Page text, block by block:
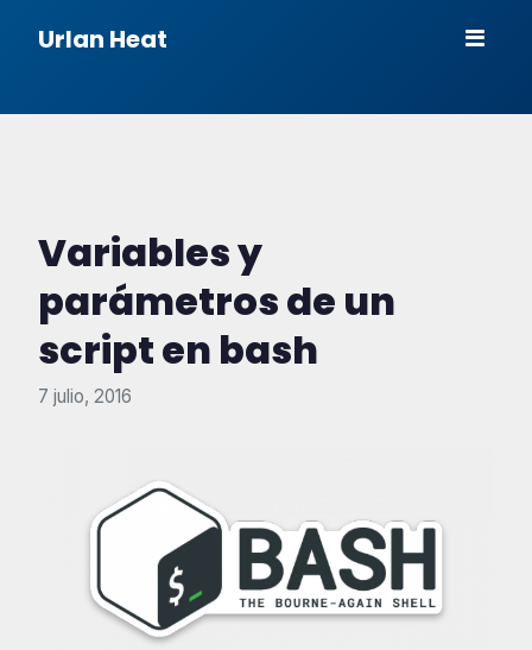
Urlan Heat
Variables y
parámetros de un
script en bash
7 julio, 2016